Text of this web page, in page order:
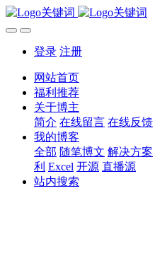
登录 注册
网站首页
福利推荐
关于博主
简介 在线留言 在线反馈
我的博客
全部 随笔博文 解决方案
利 Excel 开源 直播源
站内搜索